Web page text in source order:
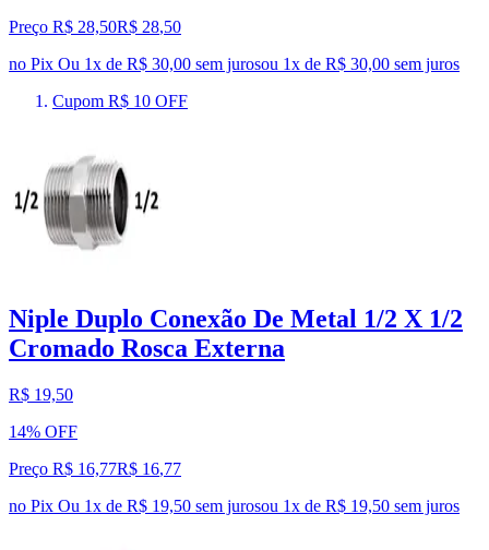
Preço R$ 28,50R$ 28,50
no Pix Ou 1x de R$ 30,00 sem jurosou 1x de R$ 30,00 sem juros
Cupom R$ 10 OFF
Niple Duplo Conexão De Metal 1/2 X 1/2
Cromado Rosca Externa
R$ 19,50
14% OFF
Preço R$ 16,77R$ 16,77
no Pix Ou 1x de R$ 19,50 sem jurosou 1x de R$ 19,50 sem juros